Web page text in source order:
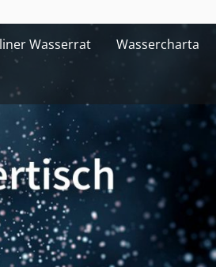
Wasserrat Wassercharta